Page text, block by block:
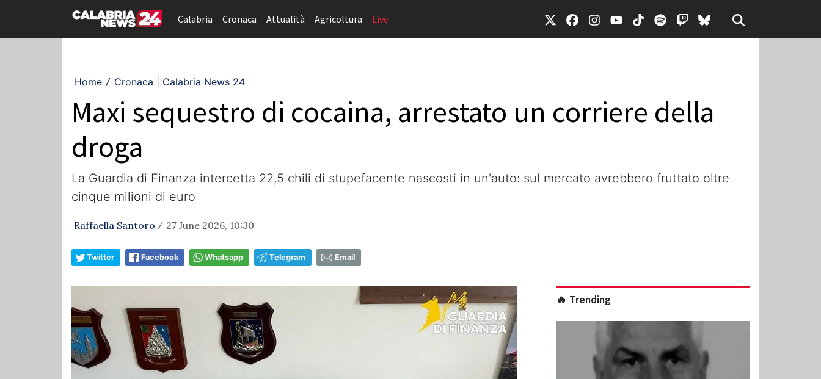
Calabria Cronaca Attualità Agricoltura Live
Home / Cronaca | Calabria News 24
Maxi sequestro di cocaina, arrestato un corriere della
droga
La Guardia di Finanza intercetta 22,5 chili di stupefacente nascosti in un'auto: sul mercato avrebbero fruttato oltre
cinque milioni di euro
Raffaella Santoro / 27 June 2026, 10:30
Twitter Facebook Whatsapp Telegram Email
🔥 Trending